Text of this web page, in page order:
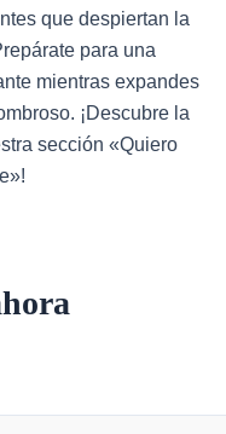
que despiertan la
para una
mientras expandes
¡Descubre la
sección «Quiero